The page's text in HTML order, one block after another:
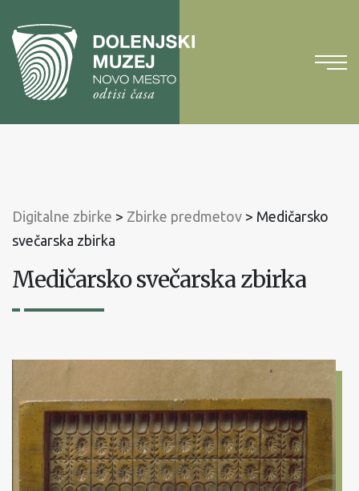
vsebinoNa
glavni
meni
Digitalne zbirke > Zbirke predmetov > Medičarsko
svečarska zbirka
Medičarsko svečarska zbirka